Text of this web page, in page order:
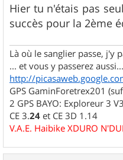
Hier tu n'étais pas
succès pour la 2ème
Là où le sanglier passe, j'y
... et vous y passerez aussi...
http://
GPS GaminForetrex201
2 GPS BAYO: Exploreur 3
CE 3.24 et CE 3D 1.14
V.A.E. Haibike XDURO